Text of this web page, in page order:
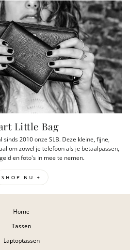
Little Bag
sinds 2010 onze SLB. Deze kleine, fijne,
om zowel je telefoon als je betaalpassen,
en foto's in mee te nemen.
SHOP NU +
Home
Tassen
Laptoptassen